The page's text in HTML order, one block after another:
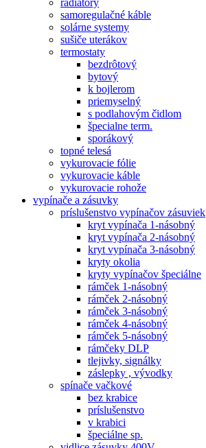
radiátory
samoregulačné káble
solárne systemy
sušiče uterákov
termostaty
bezdrôtový
bytový
k bojlerom
priemyselný
s podlahovým čidlom
špecialne term.
sporákový
topné telesá
vykurovacie fólie
vykurovacie káble
vykurovacie rohože
vypínače a zásuvky
príslušenstvo vypínačov zásuviek
kryt vypínača 1-násobný
kryt vypínača 2-násobný
kryt vypínača 3-násobný
kryty okolia
kryty vypínačov špeciálne
rámček 1-násobný
rámček 2-násobný
rámček 3-násobný
rámček 4-násobný
rámček 5-násobný
rámčeky DLP
tlejivky, signálky
záslepky , vývodky
spínače vačkové
bez krabice
príslušenstvo
v krabici
špeciálne sp.